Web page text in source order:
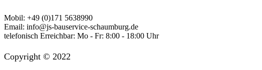
Mobil: +49 (0)171 5638990
Email: info@js-bauservice-schaumburg.de
telefonisch Erreichbar: Mo - Fr: 8:00 - 18:00 Uhr
Copyright © 2022